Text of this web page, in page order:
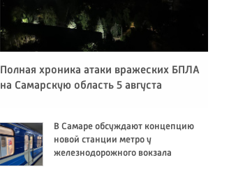
Полная хроника атаки вражеских БПЛА
на Самарскую область 5 августа
В Самаре обсуждают концепцию
новой станции метро у
железнодорожного вокзала